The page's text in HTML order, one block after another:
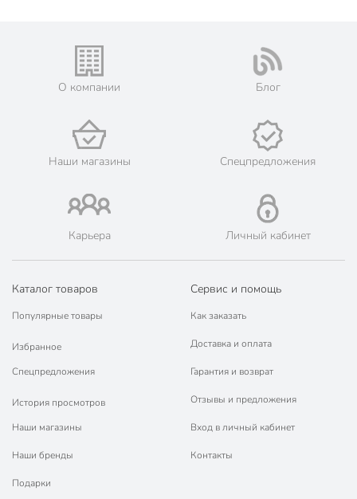
О компании Блог
Наши магазины Спецпредложения
Карьера Личный кабинет
Каталог товаров
Популярные товары
Избранное
Спецпредложения
История просмотров
Наши магазины
Наши бренды
Подарки
Сервис и помощь
Как заказать
Доставка и оплата
Гарантия и возврат
Отзывы и предложения
Вход в личный кабинет
Контакты